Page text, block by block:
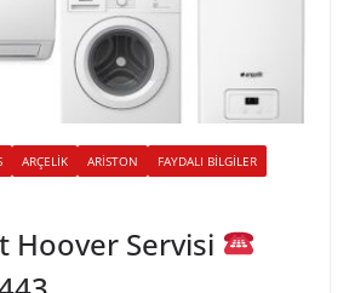
ARÇELIK ARISTON
FAYDALI BILGILER
Hoover Servisi